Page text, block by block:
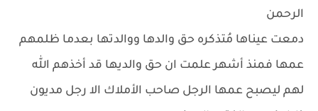
الرحمن
دمعت عيناها مُتذكره حق والدها ووالدتها بعدما ظلمهم
عمها فمنذ أشهر علمت ان حق والديها قد أخذهم الله
لهم ليصبح عمها الرجل صاحب الأملاك الا رجل مديون